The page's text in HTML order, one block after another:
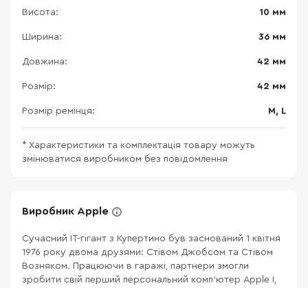
Висота: 10 мм
Ширина: 36 мм
Довжина: 42 мм
Розмір: 42 мм
Розмір ремінця: M, L
* Характеристики та комплектація товару можуть
змінюватися виробником без повідомлення
Виробник Apple
Сучасний ІТ-гігант з Купертино був заснований 1 квітня
1976 року двома друзями: Стівом Джобсом та Стівом
Возняком. Працюючи в гаражі, партнери змогли
зробити свій перший персональний комп’ютер Apple I,